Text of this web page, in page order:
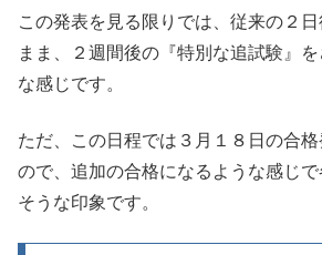
この発表を見る限りでは、従来の２
まま、２週間後の『特別な追試験』
な感じです。
ただ、この日程では３月１８日の合
ので、追加の合格になるような感じ
そうな印象です。